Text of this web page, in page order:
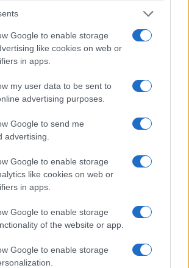
Google to enable storage
like cookies on web or
in apps.
my user data to be sent to
advertising purposes.
Google to send me
advertising.
Google to enable storage
like cookies on web or
in apps.
Google to enable storage
of the website or app.
Google to enable storage